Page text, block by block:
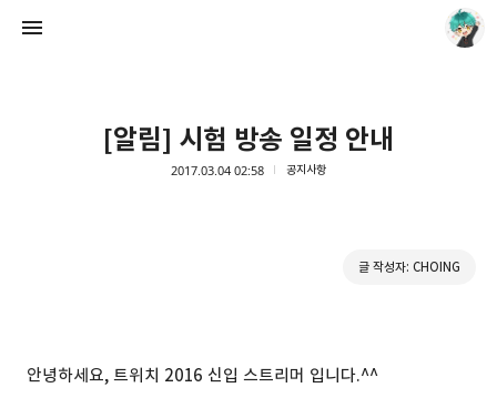
[알림] 시험 방송 일정 안내
2017.03.04 02:58 공지사항
글 작성자: CHOING
안녕하세요, 트위치 2016 신입 스트리머 입니다.^^